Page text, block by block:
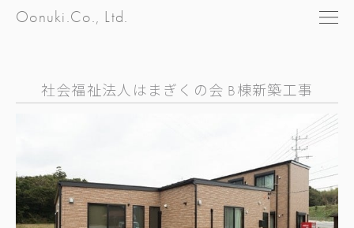
Oonuki.Co., Ltd.
社会福祉法人はまぎくの会 B棟新築工事